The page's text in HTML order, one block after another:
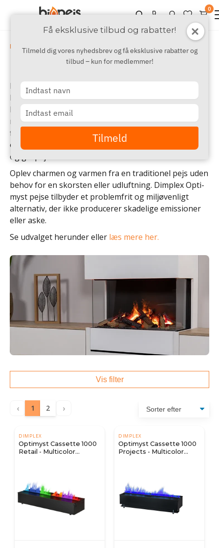
Få eksklusive tilbud og rabatter!
Tilmeld dig vores nyhedsbrev og få eksklusive rabatter og
tilbud – kun for medlemmer!
Type
your
name
Type
your
email
Tilmeld
0
Mærker A - D › Dimplex Optimyst Hybridpejse
Dimplex Opti-myst Hybridpejse
Her finder du Dimplex Opti-myst pejse, indbegrebet af
banebrydende pejseteknologi og visuelle effekter i
både moderne- og traditionelle pejsedesigns. Opti-
myst teknologien skaber illusionen af realistiske
flammer og røg, men uden krævende vedligeholdelse
og besværet der følger med almindelige brændeovne
og gaspejse.
Oplev charmen og varmen fra en traditionel pejs uden
behov for en skorsten eller udluftning. Dimplex Opti-
myst pejse tilbyder et problemfrit og miljøvenligt
alternativ, der ikke producerer skadelige emissioner
eller aske.
Se udvalget herunder eller læs mere her.
Vis filter
‹ 1 2 ›
DIMPLEX
Optimyst Cassette 1000
Retail - Multicolor
DIMPLEX
Optimyst Cassette 1000
Projects - Multicolor